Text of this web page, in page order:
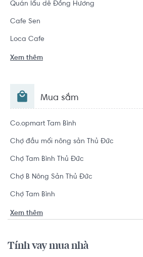
Quán lẩu dê Đồng Hương
Cafe Sen
Loca Cafe
Xem thêm
Mua sắm
Co.opmart Tam Bình
Chợ đầu mối nông sản Thủ Đức
Chợ Tam Bình Thủ Đức
Chợ B Nông Sản Thủ Đức
Chợ Tam Bình
Xem thêm
Tính vay mua nhà